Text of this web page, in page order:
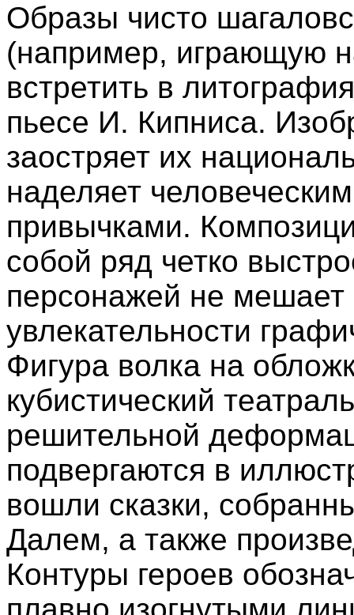
Образы чисто
(например, играющую
встретить в
пьесе И. Кипниса.
заостряет их
наделяет
привычками.
собой ряд четко
персонажей не мешает
увлекательности
Фигура волка на
кубистический
решительной
подвергаются в
вошли сказки,
Далем, а также
Контуры героев